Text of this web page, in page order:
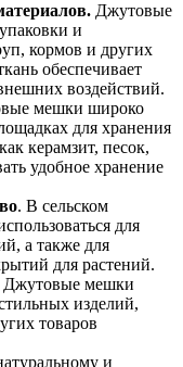
Джутовые
и
кормов и других
обеспечивает
воздействий.
мешки широко
для хранения
керамзит, песок,
удобное хранение
. В сельском
для
а также для
для растений.
Джутовые мешки
изделий,
товаров
и